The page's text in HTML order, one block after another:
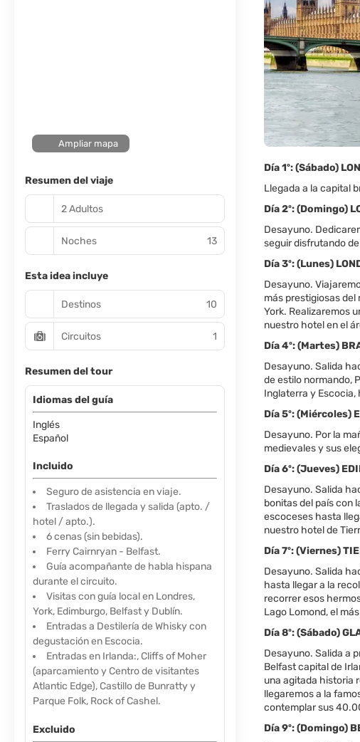
Día 1º: (Sábado)
Llegada a la capital
Día 2º: (Domingo)
Desayuno.
seguir disfrutando
Día 3º: (Lunes)
Desayuno.
más prestigiosas
York. Realizaremos
nuestro hotel en el
Día 4º: (Martes)
Desayuno. Salida
de estilo normando,
Inglaterra y Escocia,
Día 5º: (Miércoles)
Desayuno. Por la
medievales y sus
Día 6º: (Jueves)
Desayuno. Salida
bonitas del país con
escoceses hasta
nuestro hotel de
Día 7º: (Viernes)
Desayuno. Salida
hasta llegar a la
recorrer esos
Lago Lomond, el
Día 8º: (Sábado)
Desayuno. Salida a
Belfast capital de
una agitada historia
llegaremos a la
contemplar sus
Día 9º: (Domingo)
Ampliar mapa
Resumen del viaje
2 Adultos
Noches 13
Esta idea incluye
Destinos 10
Circuitos 1
Resumen del tour
Idiomas del guía
Inglés
Español
Incluido
Seguro de asistencia en viaje.
Traslados de llegada y salida (apto. /
hotel / apto.).
6 cenas (sin bebidas).
Ferry Cairnryan - Belfast.
Guía acompañante de habla hispana
durante el circuito.
Visitas con guía local en Londres,
York, Edimburgo, Belfast y Dublín.
Entradas a Destilería de Whisky con
degustación en Escocia.
Entradas en Irlanda:, Cliffs of Moher
(aparcamiento y Centro de visitantes
Atlantic Edge), Castillo de Bunratty y
Parque Folk, Rock of Cashel.
Excluido